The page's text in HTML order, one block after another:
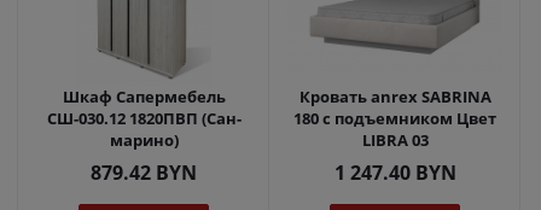
Шкаф Сапермебель
СШ-030.12 1820ПВП (Сан-
марино)
879.42 BYN
Кровать anrex SABRINA
180 с подъемником Цвет
LIBRA 03
1 247.40BYN